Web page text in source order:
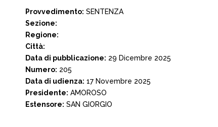
Provvedimento: SENTENZA
Sezione:
Regione:
Città:
Data di pubblicazione: 29 Dicembre 2025
Numero: 205
Data di udienza: 17 Novembre 2025
Presidente: AMOROSO
Estensore: SAN GIORGIO